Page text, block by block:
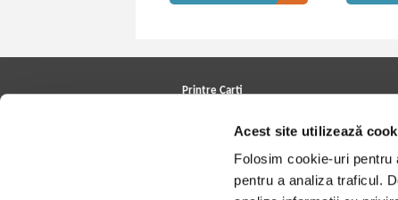
Acest site utilizează
Folosim cookie-uri
pentru a analiza traficul.
Printre Carti
Cele mai căutate cărți